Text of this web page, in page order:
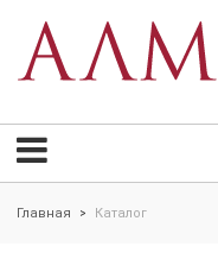
Главная > Каталог